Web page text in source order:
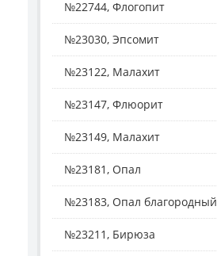
№22744, Флогопит
№23030, Эпсомит
№23122, Малахит
№23147, Флюорит
№23149, Малахит
№23181, Опал
№23183, Опал благородный
№23211, Бирюза